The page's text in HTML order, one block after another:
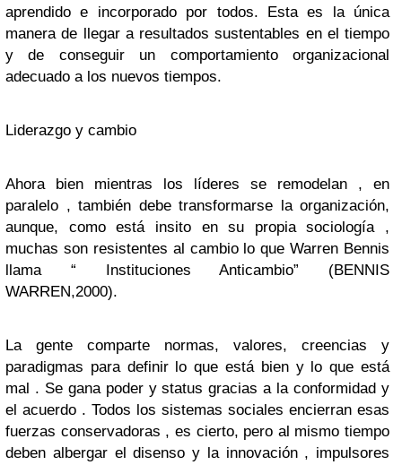
aprendido e incorporado por todos. Esta es la única
manera de llegar a resultados sustentables en el tiempo
y de conseguir un comportamiento organizacional
adecuado a los nuevos tiempos.
Liderazgo y cambio
Ahora bien mientras los líderes se remodelan , en
paralelo , también debe transformarse la organización,
aunque, como está insito en su propia sociología ,
muchas son resistentes al cambio lo que Warren Bennis
llama “ Instituciones Anticambio” (BENNIS
WARREN,2000).
La gente comparte normas, valores, creencias y
paradigmas para definir lo que está bien y lo que está
mal . Se gana poder y status gracias a la conformidad y
el acuerdo . Todos los sistemas sociales encierran esas
fuerzas conservadoras , es cierto, pero al mismo tiempo
deben albergar el disenso y la innovación , impulsores